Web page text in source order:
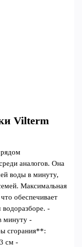
Vilterm
аналогов. Она
воды в минуту,
Максимальная
обеспечивает
-
минуту -
сгорания**:
см -